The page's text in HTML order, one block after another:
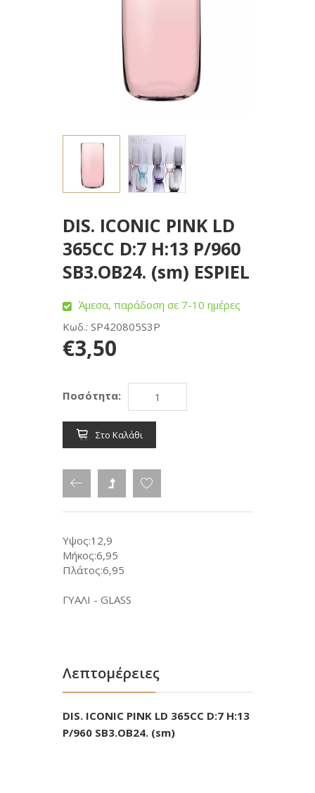
DIS. ICONIC PINK LD
365CC D:7 H:13 P/960
SB3.OB24. (sm) ESPIEL
Άμεσα, παράδοση σε 7-10 ημέρες
Κωδ.: SP420805S3P
€3,50
Ποσότητα:
Στο Καλάθι
Υψος:12,9
Μήκος:6,95
Πλάτος:6,95
ΓΥΑΛΙ - GLASS
Λεπτομέρειες
DIS. ICONIC PINK LD 365CC D:7 H:13
P/960 SB3.OB24. (sm)